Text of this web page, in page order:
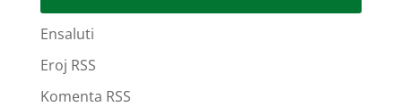
Ensaluti
Eroj RSS
Komenta RSS